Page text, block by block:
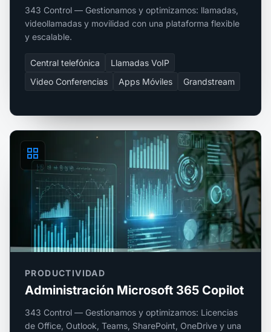
343 Control — Gestionamos y optimizamos: llamadas,
videollamadas y movilidad con una plataforma flexible
y escalable.
Central telefónica
Llamadas VoIP
Video Conferencias
Apps Móviles Grandstream
grid_view
PRODUCTIVIDAD
Administración Microsoft 365 Copilot
343 Control — Gestionamos y optimizamos: Licencias
de Office, Outlook, Teams, SharePoint, OneDrive y una